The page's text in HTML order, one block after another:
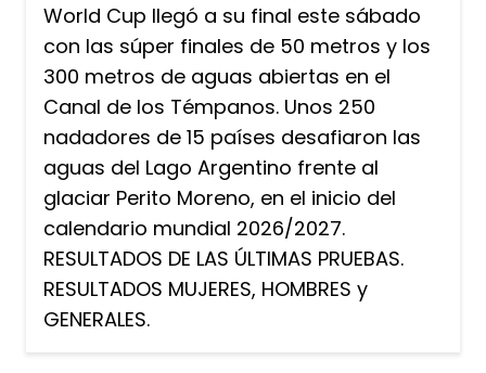
World Cup llegó a su final este sábado
con las súper finales de 50 metros y los
300 metros de aguas abiertas en el
Canal de los Témpanos. Unos 250
nadadores de 15 países desafiaron las
aguas del Lago Argentino frente al
glaciar Perito Moreno, en el inicio del
calendario mundial 2026/2027.
RESULTADOS DE LAS ÚLTIMAS PRUEBAS.
RESULTADOS MUJERES, HOMBRES y
GENERALES.